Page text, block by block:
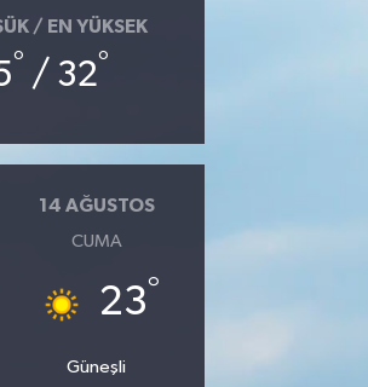
/ EN YÜKSEK
° / 32°
14 AĞUSTOS
CUMA
23°
Güneşli